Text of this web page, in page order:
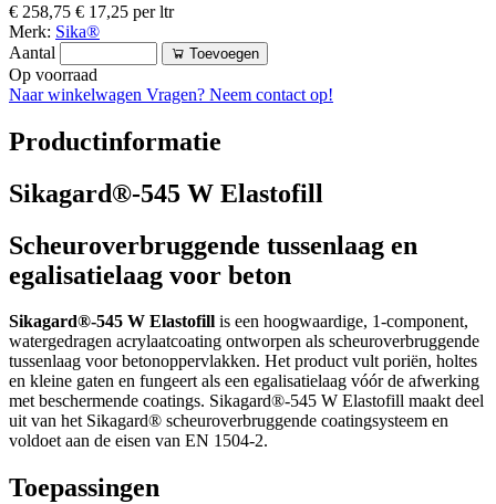
€ 258,75 € 17,25 per ltr
Merk: Sika®
Aantal
Toevoegen
Op voorraad
Naar winkelwagen Vragen? Neem contact op!
Productinformatie
Sikagard®-545 W Elastofill
Scheuroverbruggende tussenlaag en
egalisatielaag voor beton
Sikagard®-545 W Elastofill is een hoogwaardige, 1-component,
watergedragen acrylaatcoating ontworpen als scheuroverbruggende
tussenlaag voor betonoppervlakken. Het product vult poriën, holtes
en kleine gaten en fungeert als een egalisatielaag vóór de afwerking
met beschermende coatings. Sikagard®-545 W Elastofill maakt deel
uit van het Sikagard® scheuroverbruggende coatingsysteem en
voldoet aan de eisen van EN 1504-2.
Toepassingen